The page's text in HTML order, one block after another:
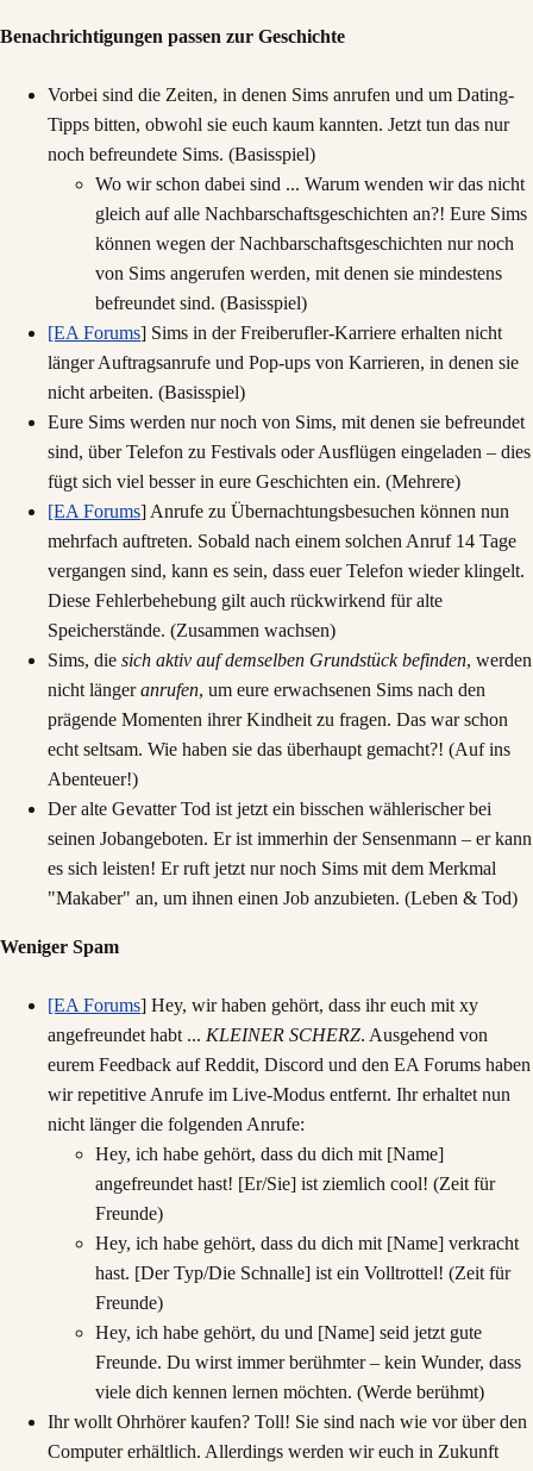
Benachrichtigungen passen zur Geschichte
Vorbei sind die Zeiten, in denen Sims anrufen und um Dating-
Tipps bitten, obwohl sie euch kaum kannten. Jetzt tun das nur
noch befreundete Sims. (Basisspiel)
Wo wir schon dabei sind ... Warum wenden wir das nicht
gleich auf alle Nachbarschaftsgeschichten an?! Eure Sims
können wegen der Nachbarschaftsgeschichten nur noch
von Sims angerufen werden, mit denen sie mindestens
befreundet sind. (Basisspiel)
[EA Forums] Sims in der Freiberufler-Karriere erhalten nicht
länger Auftragsanrufe und Pop-ups von Karrieren, in denen sie
nicht arbeiten. (Basisspiel)
Eure Sims werden nur noch von Sims, mit denen sie befreundet
sind, über Telefon zu Festivals oder Ausflügen eingeladen – dies
fügt sich viel besser in eure Geschichten ein. (Mehrere)
[EA Forums] Anrufe zu Übernachtungsbesuchen können nun
mehrfach auftreten. Sobald nach einem solchen Anruf 14 Tage
vergangen sind, kann es sein, dass euer Telefon wieder klingelt.
Diese Fehlerbehebung gilt auch rückwirkend für alte
Speicherstände. (Zusammen wachsen)
Sims, die sich aktiv auf demselben Grundstück befinden, werden
nicht längeranrufen, um eure erwachsenen Sims nach den
prägende Momenten ihrer Kindheit zu fragen. Das war schon
echt seltsam. Wie haben sie das überhaupt gemacht?! (Auf ins
Abenteuer!)
Der alte Gevatter Tod ist jetzt ein bisschen wählerischer bei
seinen Jobangeboten. Er ist immerhin der Sensenmann – er kann
es sich leisten! Er ruft jetzt nur noch Sims mit dem Merkmal
"Makaber" an, um ihnen einen Job anzubieten. (Leben & Tod)
Weniger Spam
[EA Forums] Hey, wir haben gehört, dass ihr euch mit xy
angefreundet habt ... KLEINER SCHERZ. Ausgehend von
eurem Feedback auf Reddit, Discord und den EA Forums haben
wir repetitive Anrufe im Live-Modus entfernt. Ihr erhaltet nun
nicht länger die folgenden Anrufe:
Hey, ich habe gehört, dass du dich mit [Name]
angefreundet hast! [Er/Sie] ist ziemlich cool! (Zeit für
Freunde)
Hey, ich habe gehört, dass du dich mit [Name] verkracht
hast. [Der Typ/Die Schnalle] ist ein Volltrottel! (Zeit für
Freunde)
Hey, ich habe gehört, du und [Name] seid jetzt gute
Freunde. Du wirst immer berühmter – kein Wunder, dass
viele dich kennen lernen möchten. (Werde berühmt)
Ihr wollt Ohrhörer kaufen? Toll! Sie sind nach wie vor über den
Computer erhältlich. Allerdings werden wir euch in Zukunft